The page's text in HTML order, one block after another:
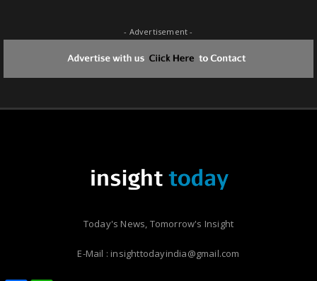
- Advertisement -
Today's News, Tomorrow's Insight
E-Mail : insighttodayindia@gmail.com